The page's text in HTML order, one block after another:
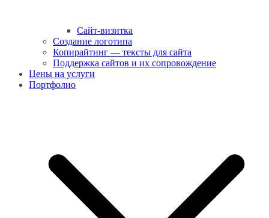
Сайт-визитка
Создание логотипа
Копирайтинг — тексты для сайта
Поддержка сайтов и их сопровождение
Цены на услуги
Портфолио